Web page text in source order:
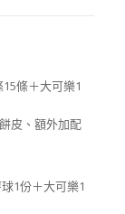
條＋大可樂1
皮、額外加配
1份＋大可樂1